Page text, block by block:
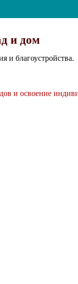
и дом
и благоустройства.
и освоение